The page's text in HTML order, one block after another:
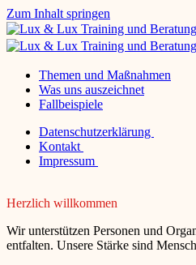
Zum Inhalt springen
Themen und Maßnahmen
Was uns auszeichnet
Fallbeispiele
Datenschutzerklärung
Kontakt
Impressum
Herzlich willkommen
Wir unterstützen Personen und
entfalten. Unsere Stärke sind